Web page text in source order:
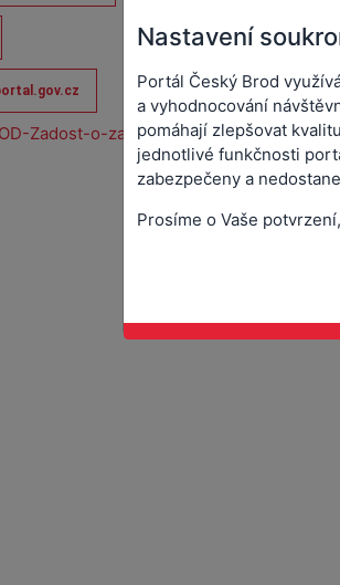
Zadost-o-zapis-zmen-a-udaju-
Nastavení
Portál Český Brod
a vyhodnocování
pomáhají zlepšovat
jednotlivé funkčnosti
zabezpečeny a
Prosíme o Vaše